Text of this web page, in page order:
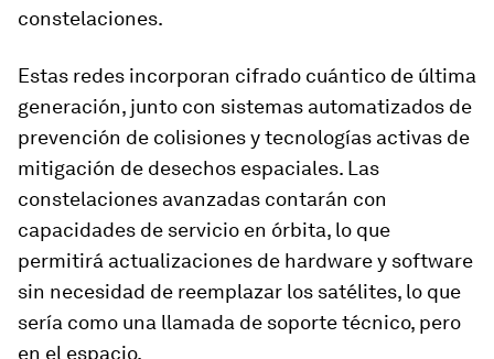
constelaciones.
Estas redes incorporan cifrado cuántico de última
generación, junto con sistemas automatizados de
prevención de colisiones y tecnologías activas de
mitigación de desechos espaciales. Las
constelaciones avanzadas contarán con
capacidades de servicio en órbita, lo que
permitirá actualizaciones de hardware y software
sin necesidad de reemplazar los satélites, lo que
sería como una llamada de soporte técnico, pero
en el espacio.